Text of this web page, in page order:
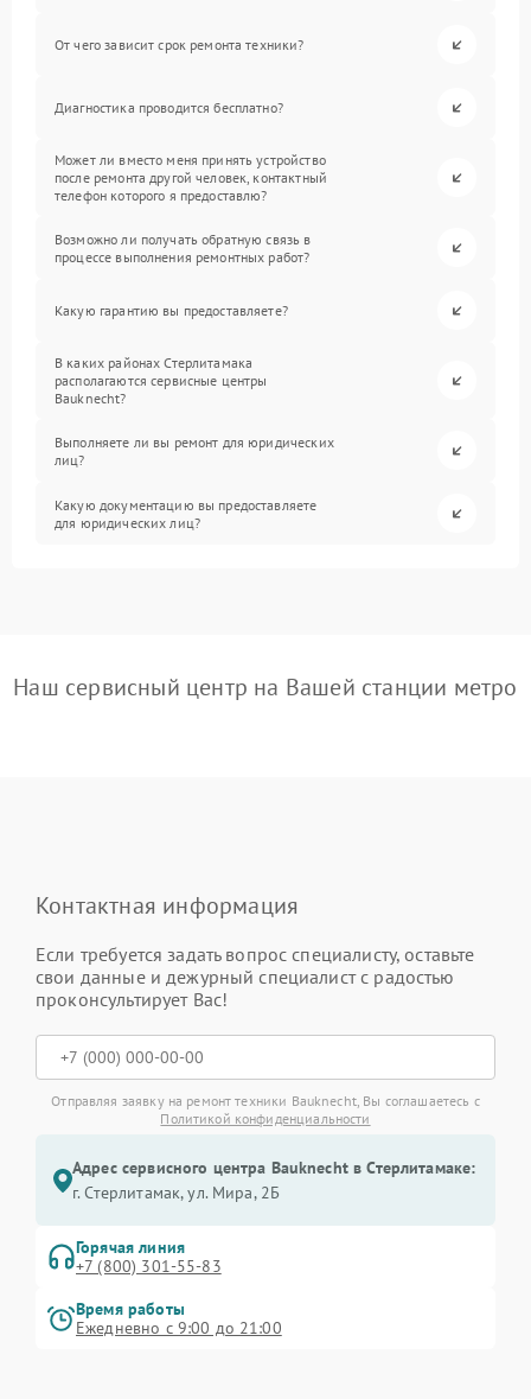
От чего зависит срок ремонта техники?
Диагностика проводится бесплатно?
Может ли вместо меня принять устройство
после ремонта другой человек, контактный
телефон которого я предоставлю?
Возможно ли получать обратную связь в
процессе выполнения ремонтных работ?
Какую гарантию вы предоставляете?
В каких районах Стерлитамака
располагаются сервисные центры
Bauknecht?
Выполняете ли вы ремонт для юридических
лиц?
Какую документацию вы предоставляете
для юридических лиц?
Наш сервисный центр на Вашей станции метро
Контактная информация
Если требуется задать вопрос специалисту, оставьте
свои данные и дежурный специалист с радостью
проконсультирует Вас!
Отправляя заявку на ремонт техники Bauknecht, Вы соглашаетесь с
Политикой конфиденциальности
Адрес сервисного центра Bauknecht в Стерлитамаке:
г. Стерлитамак, ул. Мира, 2Б
Горячая линия
+7 (800) 301-55-83
Время работы
Ежедневно с 9:00 до 21:00